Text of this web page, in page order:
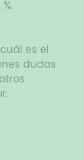
es el
dudas